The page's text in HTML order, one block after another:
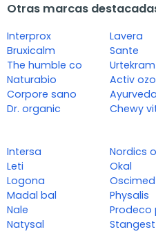
Otras marcas
Interprox
Bruxicalm
The humble co
Naturabio
Corpore sano
Dr. organic
Lavera
Sante
Urtekram
Activ
Ayurveda
Chewy
Intersa
Leti
Logona
Madal bal
Nale
Natysal
Nordics
Okal
Oscimed
Physalis
Prodeco
Stangest